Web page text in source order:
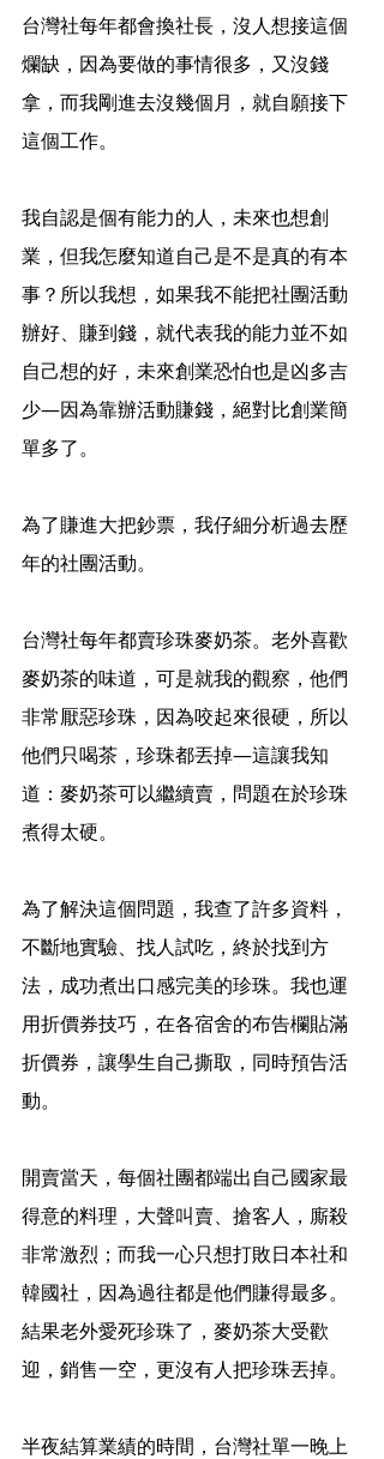
台灣社每年都會換社長，沒人想接這個
爛缺，因為要做的事情很多，又沒錢
拿，而我剛進去沒幾個月，就自願接下
這個工作。
我自認是個有能力的人，未來也想創
業，但我怎麼知道自己是不是真的有本
事？所以我想，如果我不能把社團活動
辦好、賺到錢，就代表我的能力並不如
自己想的好，未來創業恐怕也是凶多吉
少—因為靠辦活動賺錢，絕對比創業簡
單多了。
為了賺進大把鈔票，我仔細分析過去歷
年的社團活動。
台灣社每年都賣珍珠麥奶茶。老外喜歡
麥奶茶的味道，可是就我的觀察，他們
非常厭惡珍珠，因為咬起來很硬，所以
他們只喝茶，珍珠都丟掉—這讓我知
道：麥奶茶可以繼續賣，問題在於珍珠
煮得太硬。
為了解決這個問題，我查了許多資料，
不斷地實驗、找人試吃，終於找到方
法，成功煮出口感完美的珍珠。我也運
用折價券技巧，在各宿舍的布告欄貼滿
折價券，讓學生自己撕取，同時預告活
動。
開賣當天，每個社團都端出自己國家最
得意的料理，大聲叫賣、搶客人，廝殺
非常激烈；而我一心只想打敗日本社和
韓國社，因為過往都是他們賺得最多。
結果老外愛死珍珠了，麥奶茶大受歡
迎，銷售一空，更沒有人把珍珠丟掉。
半夜結算業績的時間，台灣社單一晚上